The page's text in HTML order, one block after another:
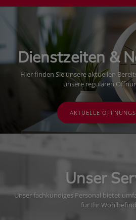
Dienstzeiten &
Hier finden Sie unsere aktuellen
unsere regulären
AKTUELLE
Unser
Unser fachkundiges Personal bietet
für Ihr